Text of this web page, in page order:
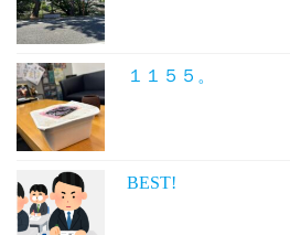
１１５５。
BEST!